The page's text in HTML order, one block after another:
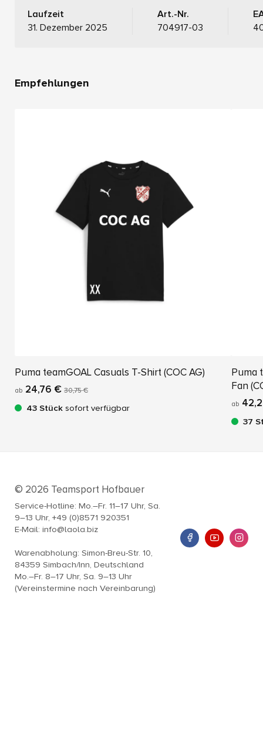
Laufzeit
31. Dezember 2025
Art.-Nr.
704917-03
Empfehlungen
Puma teamGOAL Casuals T-Shirt (COC AG)
ab 24,76 € 30,75 €
43 Stück sofort verfügbar
Puma
Fan
ab
37
© 2026 Teamsport Hofbauer
Service-Hotline: Mo.–Fr. 11–17 Uhr, Sa.
9–13 Uhr, +49 (0)8571 920351
E-Mail: info@laola.biz
Warenabholung: Simon-Breu-Str. 10,
84359 Simbach/Inn, Deutschland
Mo.–Fr. 8–17 Uhr, Sa. 9–13 Uhr
(Vereinstermine nach Vereinbarung)